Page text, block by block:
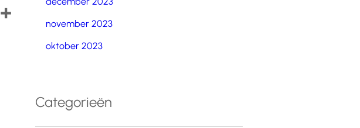
november 2023
oktober 2023
Categorieën